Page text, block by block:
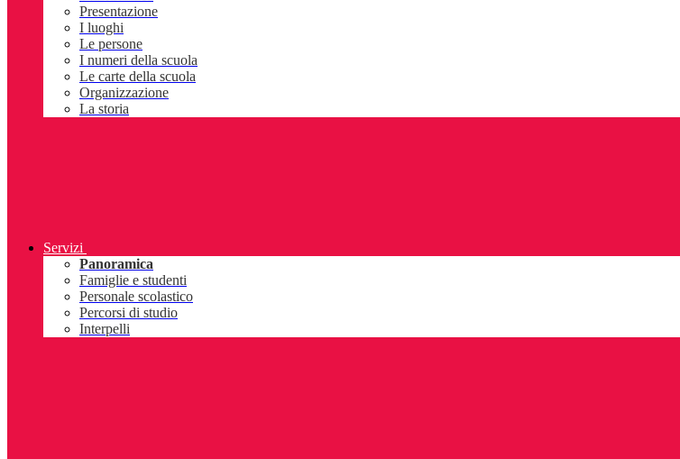
Presentazione
I luoghi
Le persone
I numeri della scuola
Le carte della scuola
Organizzazione
La storia
Servizi
Panoramica
Famiglie e studenti
Personale scolastico
Percorsi di studio
Interpelli